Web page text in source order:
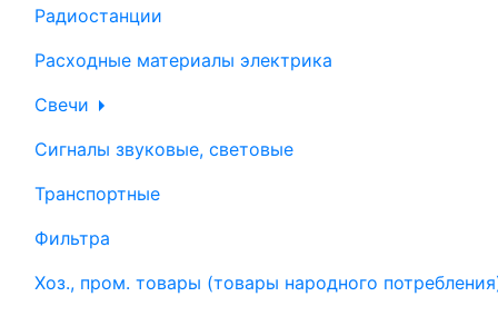
Радиостанции
Расходные материалы электрика
Свечи
Сигналы звуковые, световые
Транспортные
Фильтра
Хоз., пром. товары (товары народного